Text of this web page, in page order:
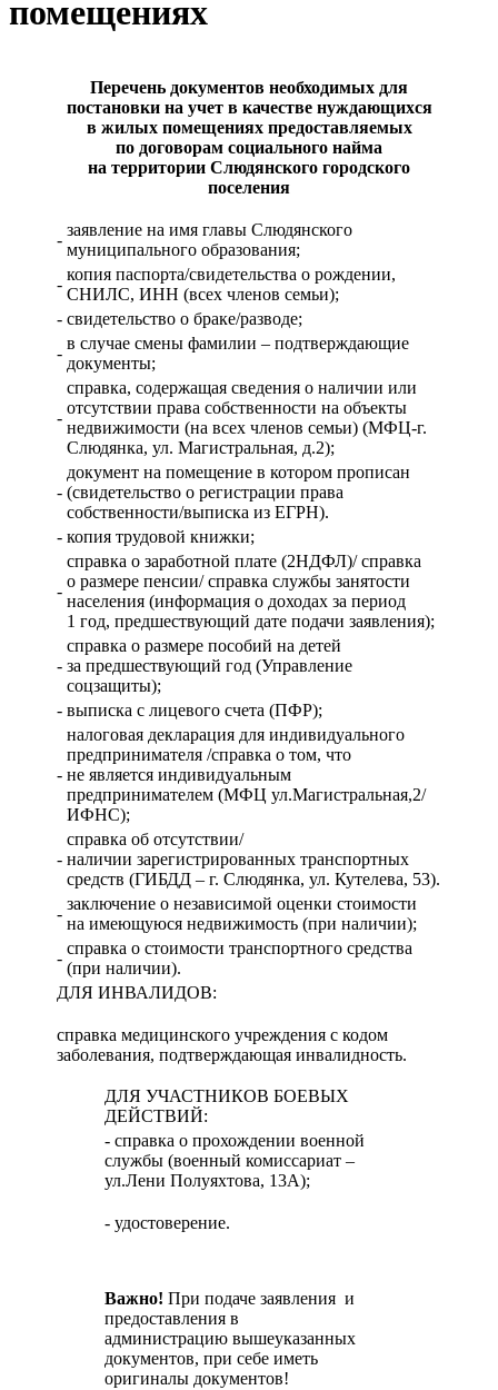
помещениях
Перечень документов необходимых для
постановки на учет в качестве нуждающихся
в жилых помещениях предоставляемых
по договорам социального найма
на территории Слюдянского городского
поселения
-
заявление на имя главы Слюдянского
муниципального образования;
-
копия паспорта/свидетельства о рождении,
СНИЛС, ИНН (всех членов семьи);
- свидетельство о браке/разводе;
-
в случае смены фамилии – подтверждающие
документы;
-
справка, содержащая сведения о наличии или
отсутствии права собственности на объекты
недвижимости (на всех членов семьи) (МФЦ-г.
Слюдянка, ул. Магистральная, д.2);
-
документ на помещение в котором прописан
(свидетельство о регистрации права
собственности/выписка из ЕГРН).
- копия трудовой книжки;
-
справка о заработной плате (2НДФЛ)/ справка
о размере пенсии/ справка службы занятости
населения (информация о доходах за период
1 год, предшествующий дате подачи заявления);
-
справка о размере пособий на детей
за предшествующий год (Управление
соцзащиты);
- выписка с лицевого счета (ПФР);
-
налоговая декларация для индивидуального
предпринимателя /справка о том, что
не является индивидуальным
предпринимателем (МФЦ ул.Магистральная,2/
ИФНС);
-
справка об отсутствии/
наличии зарегистрированных транспортных
средств (ГИБДД – г. Слюдянка, ул. Кутелева, 53).
-
заключение о независимой оценки стоимости
на имеющуюся недвижимость (при наличии);
-
справка о стоимости транспортного средства
(при наличии).
ДЛЯ ИНВАЛИДОВ:
справка медицинского учреждения с кодом
заболевания, подтверждающая инвалидность.
ДЛЯ УЧАСТНИКОВ БОЕВЫХ
ДЕЙСТВИЙ:
- справка о прохождении военной
службы (военный комиссариат –
ул.Лени Полуяхтова, 13А);
- удостоверение.
Важно! При подаче заявления и
предоставления в
администрацию вышеуказанных
документов, при себе иметь
оригиналы документов!